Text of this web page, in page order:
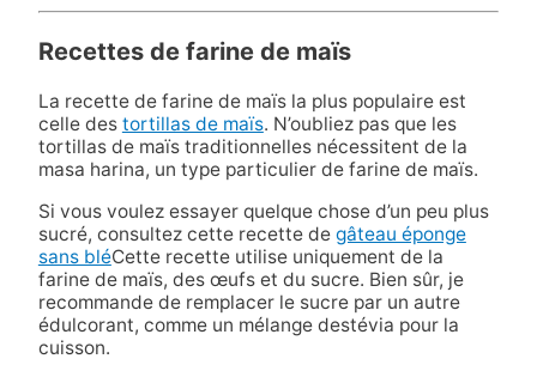
Recettes de farine de maïs
La recette de farine de maïs la plus populaire est
celle des tortillas de maïs. N’oubliez pas que les
tortillas de maïs traditionnelles nécessitent de la
masa harina, un type particulier de farine de maïs.
Si vous voulez essayer quelque chose d’un peu plus
sucré, consultez cette recette de gâteau éponge
sans bléCette recette utilise uniquement de la
farine de maïs, des œufs et du sucre. Bien sûr, je
recommande de remplacer le sucre par un autre
édulcorant, comme un mélange destévia pour la
cuisson.